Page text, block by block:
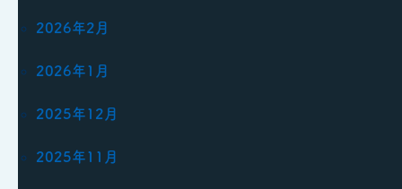
2026年2月
2026年1月
2025年12月
2025年11月